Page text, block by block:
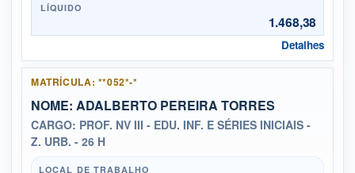
LÍQUIDO
1.468,38
Detalhes
MATRÍCULA: **052*-*
NOME: ADALBERTO PEREIRA TORRES
CARGO: PROF. NV III - EDU. INF. E SÉRIES INICIAIS -
Z. URB. - 26 H
LOCAL DE TRABALHO